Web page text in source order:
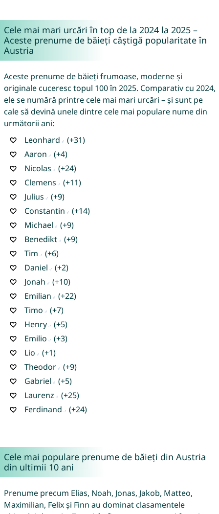
Cele mai mari urcări în top de la 2024 la 2025 –
Aceste prenume de băieți câștigă popularitate în
Austria
Aceste prenume de băieți frumoase, moderne și
originale cuceresc topul 100 în 2025. Comparativ cu 2024,
ele se numără printre cele mai mari urcări – și sunt pe
cale să devină unele dintre cele mai populare nume din
următorii ani:
Leonhard
(+31)
Aaron
(+4)
Nicolas
(+24)
Clemens
(+11)
Julius
(+9)
Constantin
(+14)
Michael
(+9)
Benedikt
(+9)
Tim
(+6)
Daniel
(+2)
Jonah
(+10)
Emilian
(+22)
Timo
(+7)
Henry
(+5)
Emilio
(+3)
Lio
(+1)
Theodor
(+9)
Gabriel
(+5)
Laurenz
(+25)
Ferdinand
(+24)
Cele mai populare prenume de băieți din Austria
din ultimii 10 ani
Prenume precum Elias, Noah, Jonas, Jakob, Matteo,
Maximilian, Felix și Finn au dominat clasamentele